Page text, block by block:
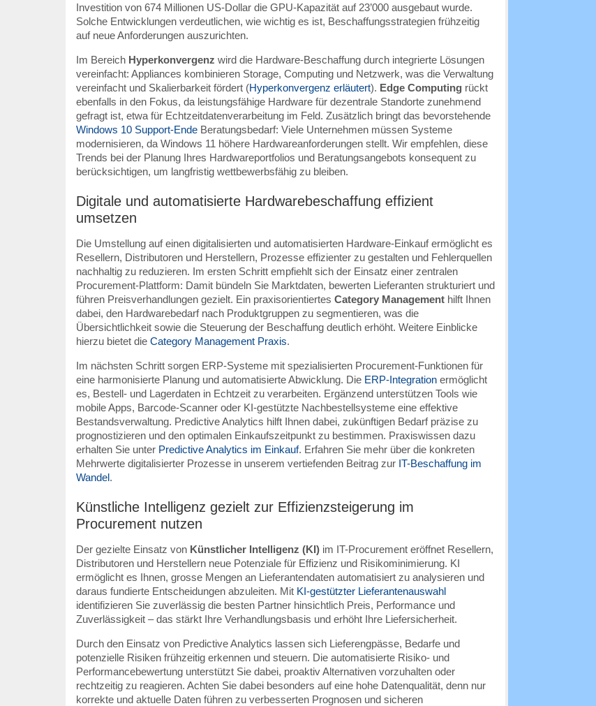
Investition von 674 Millionen US-Dollar die GPU-Kapazität auf 23’000 ausgebaut wurde.
Solche Entwicklungen verdeutlichen, wie wichtig es ist, Beschaffungsstrategien frühzeitig
auf neue Anforderungen auszurichten.
Im Bereich Hyperkonvergenz wird die Hardware-Beschaffung durch integrierte Lösungen
vereinfacht: Appliances kombinieren Storage, Computing und Netzwerk, was die Verwaltung
vereinfacht und Skalierbarkeit fördert (Hyperkonvergenz erläutert). Edge Computingrückt
ebenfalls in den Fokus, da leistungsfähige Hardware für dezentrale Standorte zunehmend
gefragt ist, etwa für Echtzeitdatenverarbeitung im Feld. Zusätzlich bringt das bevorstehende
Windows 10 Support-EndeBeratungsbedarf: Viele Unternehmen müssen Systeme
modernisieren, da Windows 11 höhere Hardwareanforderungen stellt. Wir empfehlen, diese
Trends bei der Planung Ihres Hardwareportfolios und Beratungsangebots konsequent zu
berücksichtigen, um langfristig wettbewerbsfähig zu bleiben.
Digitale und automatisierte Hardwarebeschaffung effizient
umsetzen
Die Umstellung auf einen digitalisierten und automatisierten Hardware-Einkauf ermöglicht es
Resellern, Distributoren und Herstellern, Prozesse effizienter zu gestalten und Fehlerquellen
nachhaltig zu reduzieren. Im ersten Schritt empfiehlt sich der Einsatz einer zentralen
Procurement-Plattform: Damit bündeln Sie Marktdaten, bewerten Lieferanten strukturiert und
führen Preisverhandlungen gezielt. Ein praxisorientiertes Category Managementhilft Ihnen
dabei, den Hardwarebedarf nach Produktgruppen zu segmentieren, was die
Übersichtlichkeit sowie die Steuerung der Beschaffung deutlich erhöht. Weitere Einblicke
hierzu bietet die Category Management Praxis.
Im nächsten Schritt sorgen ERP-Systeme mit spezialisierten Procurement-Funktionen für
eine harmonisierte Planung und automatisierte Abwicklung. Die ERP-Integrationermöglicht
es, Bestell- und Lagerdaten in Echtzeit zu verarbeiten. Ergänzend unterstützen Tools wie
mobile Apps, Barcode-Scanner oder KI-gestützte Nachbestellsysteme eine effektive
Bestandsverwaltung. Predictive Analytics hilft Ihnen dabei, zukünftigen Bedarf präzise zu
prognostizieren und den optimalen Einkaufszeitpunkt zu bestimmen. Praxiswissen dazu
erhalten Sie unter Predictive Analytics im Einkauf. Erfahren Sie mehr über die konkreten
Mehrwerte digitalisierter Prozesse in unserem vertiefenden Beitrag zur IT-Beschaffung im
Wandel.
Künstliche Intelligenz gezielt zur Effizienzsteigerung im
Procurement nutzen
Der gezielte Einsatz von Künstlicher Intelligenz (KI)im IT-Procurement eröffnet Resellern,
Distributoren und Herstellern neue Potenziale für Effizienz und Risikominimierung. KI
ermöglicht es Ihnen, grosse Mengen an Lieferantendaten automatisiert zu analysieren und
daraus fundierte Entscheidungen abzuleiten. Mit KI-gestützter Lieferantenauswahl
identifizieren Sie zuverlässig die besten Partner hinsichtlich Preis, Performance und
Zuverlässigkeit – das stärkt Ihre Verhandlungsbasis und erhöht Ihre Liefersicherheit.
Durch den Einsatz von Predictive Analytics lassen sich Lieferengpässe, Bedarfe und
potenzielle Risiken frühzeitig erkennen und steuern. Die automatisierte Risiko- und
Performancebewertung unterstützt Sie dabei, proaktiv Alternativen vorzuhalten oder
rechtzeitig zu reagieren. Achten Sie dabei besonders auf eine hohe Datenqualität, denn nur
korrekte und aktuelle Daten führen zu verbesserten Prognosen und sicheren